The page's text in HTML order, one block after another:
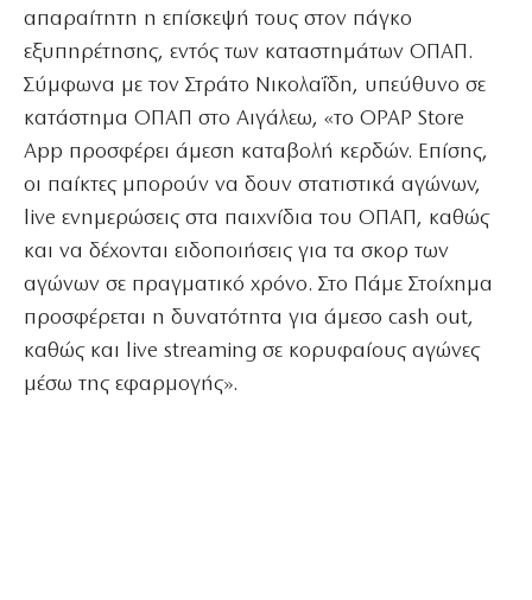
απαραίτητη η επίσκεψή τους στον πάγκο
εξυπηρέτησης, εντός των καταστημάτων ΟΠΑΠ.
Σύμφωνα με τον Στράτο Νικολαΐδη, υπεύθυνο σε
κατάστημα ΟΠΑΠ στο Αιγάλεω, «το OPAP Store
App προσφέρει άμεση καταβολή κερδών. Επίσης,
οι παίκτες μπορούν να δουν στατιστικά αγώνων,
live ενημερώσεις στα παιχνίδια του ΟΠΑΠ, καθώς
και να δέχονται ειδοποιήσεις για τα σκορ των
αγώνων σε πραγματικό χρόνο. Στο Πάμε Στοίχημα
προσφέρεται η δυνατότητα για άμεσο cash out,
καθώς και live streaming σε κορυφαίους αγώνες
μέσω της εφαρμογής».